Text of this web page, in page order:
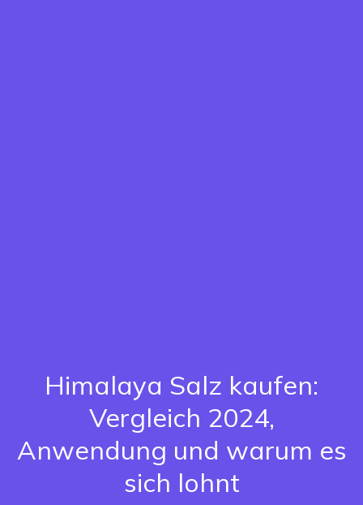
Himalaya Salz kaufen:
Vergleich 2024,
Anwendung und warum es
sich lohnt